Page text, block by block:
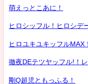
萌えっとこあに！
ヒロシッフル！ヒロシデ
ヒロユキユキッフルMAX
徹夜DEテツヤッフル!！
剛Q超児ともっふる！